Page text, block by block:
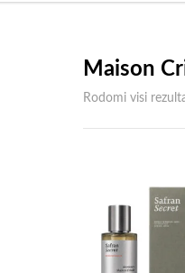
Maison
Rodomi visi